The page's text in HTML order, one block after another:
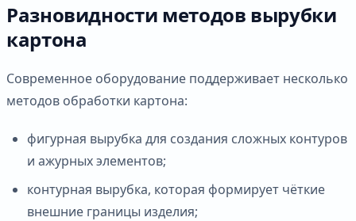
Разновидности методов вырубки
картона
Современное оборудование поддерживает несколько
методов обработки картона:
фигурная вырубка для создания сложных контуров
и ажурных элементов;
контурная вырубка, которая формирует чёткие
внешние границы изделия;